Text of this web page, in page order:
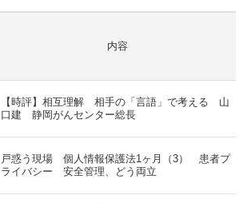
内容
【時評】相互理解 相手の「言語」で考える 山
口建 静岡がんセンター総長
戸惑う現場 個人情報保護法1ヶ月（3） 患者プ
ライバシー 安全管理、どう両立